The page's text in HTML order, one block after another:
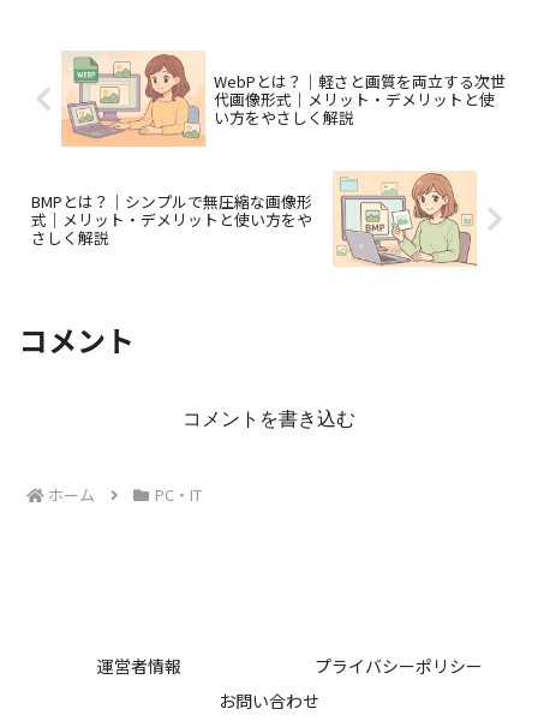
WebPとは？｜軽さと画質を両立する次世
代画像形式｜メリット・デメリットと使
い方をやさしく解説
BMPとは？｜シンプルで無圧縮な画像形
式｜メリット・デメリットと使い方をや
さしく解説
コメント
コメントを書き込む
ホーム PC・IT
運営者情報
プライバシーポリシー
お問い合わせ